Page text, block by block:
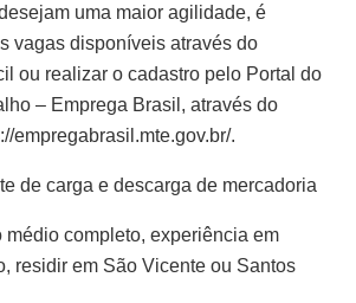
uma maior agilidade, é
vagas disponíveis através do
ou realizar o cadastro pelo Portal do
– Emprega Brasil, através do
empregabrasil.mte.gov.br/.
de carga e descarga de mercadoria
médio completo, experiência em
residir em São Vicente ou Santos